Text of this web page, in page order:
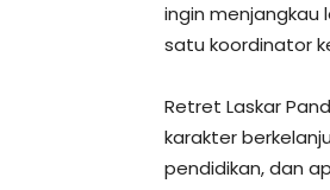
ingin menjangkau
satu koordinator
Retret Laskar
karakter
pendidikan, dan